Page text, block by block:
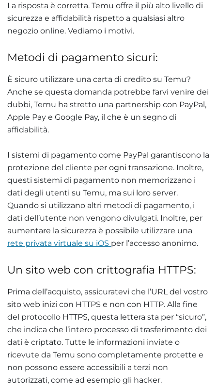
La risposta è corretta. Temu offre il più alto livello di
sicurezza e affidabilità rispetto a qualsiasi altro
negozio online. Vediamo i motivi.
Metodi di pagamento sicuri:
È sicuro utilizzare una carta di credito su Temu?
Anche se questa domanda potrebbe farvi venire dei
dubbi, Temu ha stretto una partnership con PayPal,
Apple Pay e Google Pay, il che è un segno di
affidabilità.
I sistemi di pagamento come PayPal garantiscono la
protezione del cliente per ogni transazione. Inoltre,
questi sistemi di pagamento non memorizzano i
dati degli utenti su Temu, ma sui loro server.
Quando si utilizzano altri metodi di pagamento, i
dati dell’utente non vengono divulgati. Inoltre, per
aumentare la sicurezza è possibile utilizzare una
rete privata virtuale su iOS per l’accesso anonimo.
Un sito web con crittografia HTTPS:
Prima dell’acquisto, assicuratevi che l’URL del vostro
sito web inizi con HTTPS e non con HTTP. Alla fine
del protocollo HTTPS, questa lettera sta per “sicuro”,
che indica che l’intero processo di trasferimento dei
dati è criptato. Tutte le informazioni inviate o
ricevute da Temu sono completamente protette e
non possono essere accessibili a terzi non
autorizzati, come ad esempio gli hacker.